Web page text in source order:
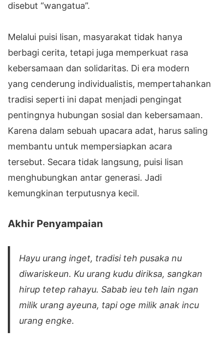
disebut “wangatua”.
Melalui puisi lisan, masyarakat tidak hanya
berbagi cerita, tetapi juga memperkuat rasa
kebersamaan dan solidaritas. Di era modern
yang cenderung individualistis, mempertahankan
tradisi seperti ini dapat menjadi pengingat
pentingnya hubungan sosial dan kebersamaan.
Karena dalam sebuah upacara adat, harus saling
membantu untuk mempersiapkan acara
tersebut. Secara tidak langsung, puisi lisan
menghubungkan antar generasi. Jadi
kemungkinan terputusnya kecil.
Akhir Penyampaian
Hayu urang inget, tradisi teh pusaka nu
diwariskeun. Ku urang kudu diriksa, sangkan
hirup tetep rahayu. Sabab ieu teh lain ngan
milik urang ayeuna, tapi oge milik anak incu
urang engke.